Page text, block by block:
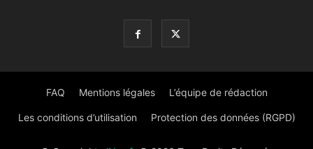
FAQ Mentions légales L’équipe de rédaction
Les conditions d’utilisation Protection des données (RGPD)